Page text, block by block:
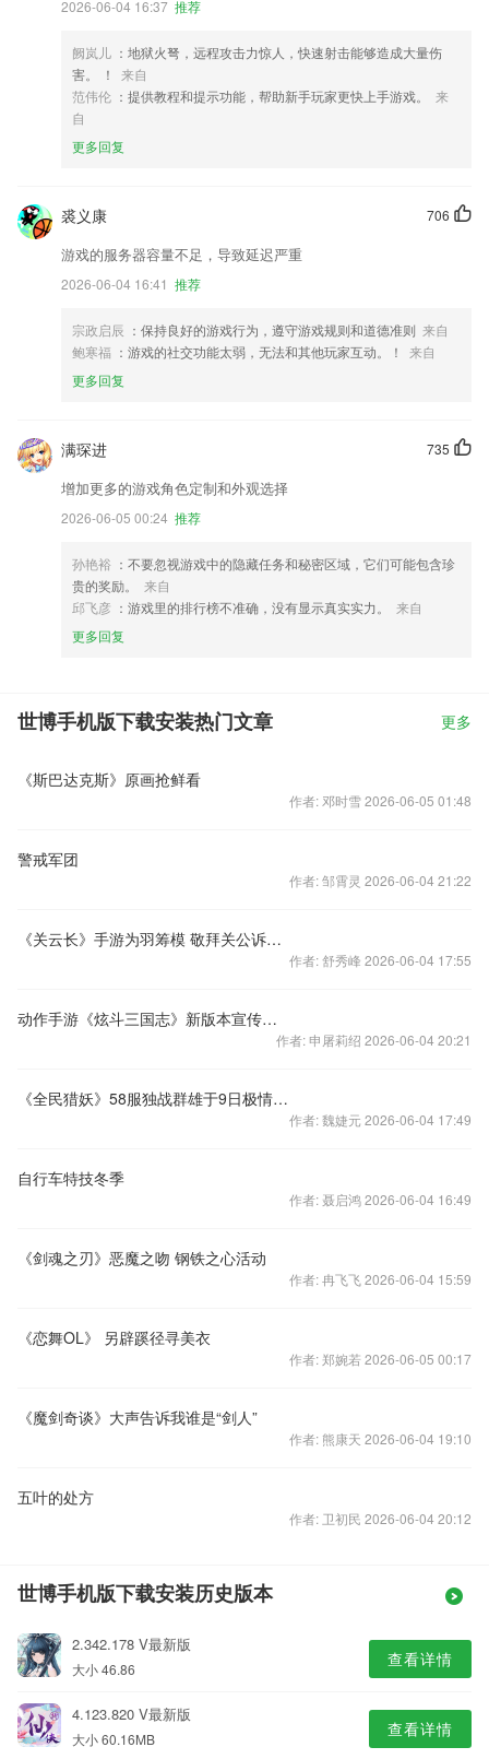
2026-06-04 16:37 推荐
阙岚儿 ：地狱火弩，远程攻击力惊人，快速射击能够造成大量伤
害。 ！
来自
范伟伦 ：提供教程和提示功能，帮助新手玩家更快上手游戏。
来
自
更多回复
706
裘义康
游戏的服务器容量不足，导致延迟严重
2026-06-04 16:41 推荐
宗政启辰 ：保持良好的游戏行为，遵守游戏规则和道德准则 来自
鲍寒福 ：游戏的社交功能太弱，无法和其他玩家互动。！
来自
更多回复
735
满琛进
增加更多的游戏角色定制和外观选择
2026-06-05 00:24 推荐
孙艳裕 ：不要忽视游戏中的隐藏任务和秘密区域，它们可能包含珍
贵的奖励。
来自
邱飞彦 ：游戏里的排行榜不准确，没有显示真实实力。
来自
更多回复
世博手机版下载安装热门文章 更多
《斯巴达克斯》原画抢鲜看
作者: 邓时雪 2026-06-05 01:48
警戒军团
作者: 邹霄灵 2026-06-04 21:22
《关云长》手游为羽筹模 敬拜关公诉心愿
作者: 舒秀峰 2026-06-04 17:55
动作手游《炫斗三国志》新版本宣传视频预告片
作者: 申屠莉绍 2026-06-04 20:21
《全民猎妖》58服独战群雄于9日极情开启
作者: 魏婕元 2026-06-04 17:49
自行车特技冬季
作者: 聂启鸿 2026-06-04 16:49
《剑魂之刃》恶魔之吻 钢铁之心活动
作者: 冉飞飞 2026-06-04 15:59
《恋舞OL》 另辟蹊径寻美衣
作者: 郑婉若 2026-06-05 00:17
《魔剑奇谈》大声告诉我谁是“剑人”
作者: 熊康天 2026-06-04 19:10
五叶的处方
作者: 卫初民 2026-06-04 20:12
世博手机版下载安装历史版本
2.342.178 V最新版
大小 46.86 查看详情
4.123.820 V最新版
大小 60.16MB 查看详情